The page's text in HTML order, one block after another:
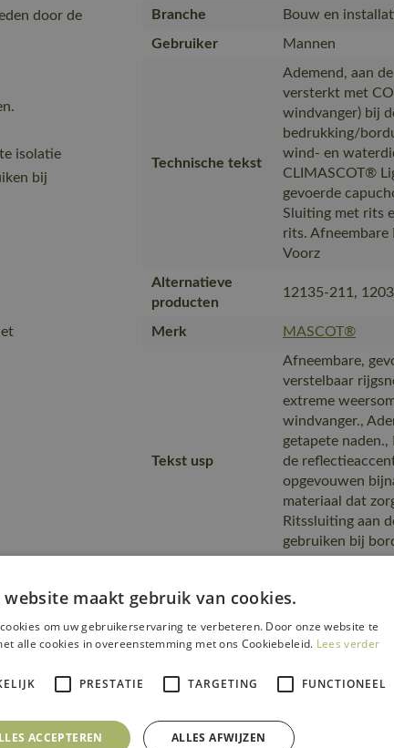
door de
isolatie
bij
Branche
Bouw en
Gebruiker
Mannen
Technische tekst
Ademend, aan
versterkt met
windvanger) bij
bedrukking/
wind- en
CLIMASCOT®
gevoerde
Sluiting met rits
rits. Afneembare
Voorz
Alternatieve
producten
12135-211,
Merk MASCOT®
Tekst usp
Afneembare,
verstelbaar
extreme
windvanger.,
getapete
de
opgevouwen
materiaal dat
Ritssluiting aan
gebruiken bij
accessories
00781-380,
18350-803,
50455-914,
00780-380
Kies een
kan worden
eraan om de
te controleren
website maakt gebruik van cookies.
om uw gebruikerservaring te verbeteren. Door onze website te
alle cookies in overeenstemming met ons Cookiebeleid. Lees verder
PRESTATIE TARGETING FUNCTIONEEL
ACCEPTEREN ALLES AFWIJZEN